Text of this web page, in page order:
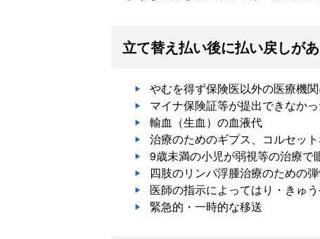
立て替え払い後に払い戻しが
やむを得ず保険医以外の医療機
マイナ保険証等が提出できなか
輸血（生血）の血液代
治療のためのギプス、コルセッ
9歳未満の小児が弱視等の治療で
四肢のリンパ浮腫治療のための
医師の指示によってはり・きゅ
緊急的・一時的な移送